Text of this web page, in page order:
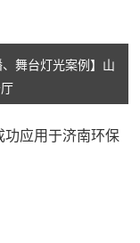
AI智慧录
庭审录
智能AI会议
舞台灯光案例】山